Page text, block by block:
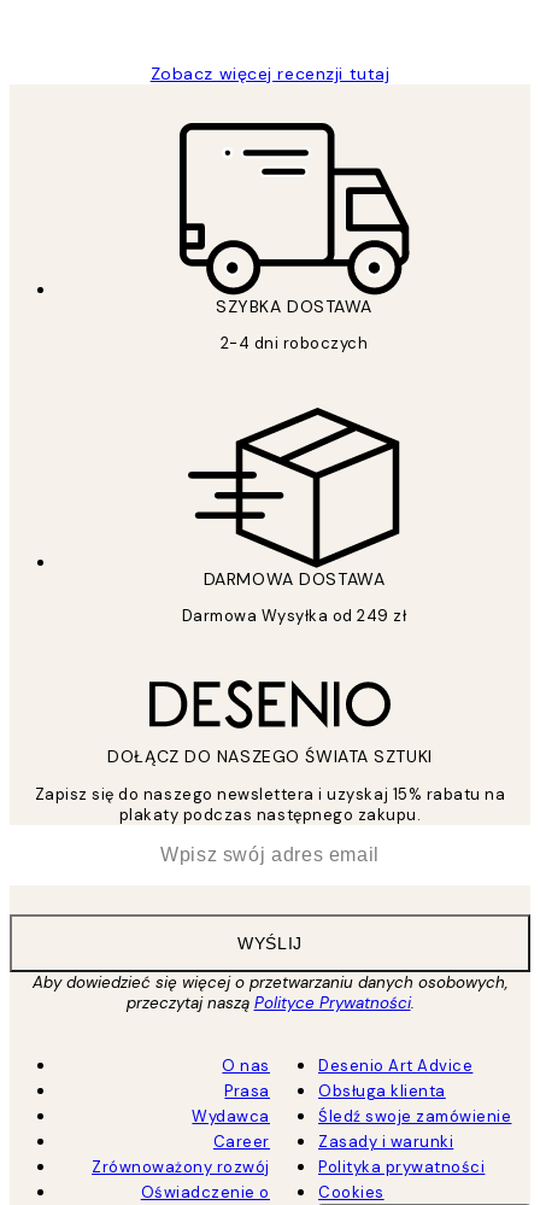
Zobacz więcej recenzji tutaj
SZYBKA DOSTAWA
2-4 dni roboczych
DARMOWA DOSTAWA
Darmowa Wysyłka od 249 zł
DOŁĄCZ DO NASZEGO ŚWIATA SZTUKI
Zapisz się do naszego newslettera i uzyskaj 15% rabatu na
plakaty podczas następnego zakupu.
WYŚLIJ
Aby dowiedzieć się więcej o przetwarzaniu danych osobowych,
przeczytaj naszą Polityce Prywatności.
O nas
Prasa
Wydawca
Career
Zrównoważony rozwój
Oświadczenie o
Desenio Art Advice
Obsługa klienta
Śledź swoje zamówienie
Zasady i warunki
Polityka prywatności
Cookies